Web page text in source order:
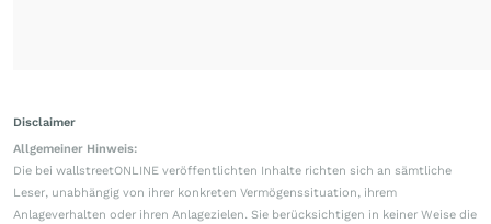
Disclaimer
Allgemeiner Hinweis:
Die bei wallstreetONLINE veröffentlichten Inhalte richten sich an sämtliche
Leser, unabhängig von ihrer konkreten Vermögenssituation, ihrem
Anlageverhalten oder ihren Anlagezielen. Sie berücksichtigen in keiner Weise die